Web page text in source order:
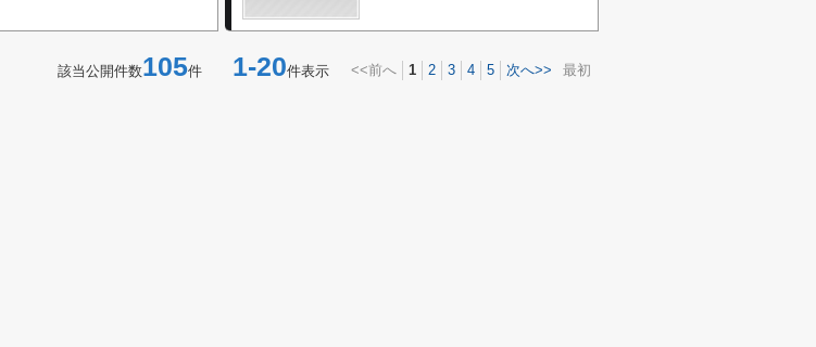
該当公開件数105件 1-20件表示 <<前へ 1 2 3 4 5 次へ>> 最初